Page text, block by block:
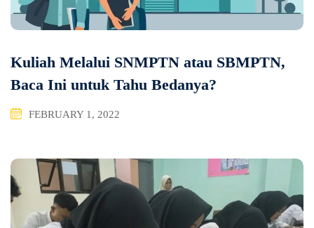
Kuliah Melalui SNMPTN atau SBMPTN,
Baca Ini untuk Tahu Bedanya?
FEBRUARY 1, 2022